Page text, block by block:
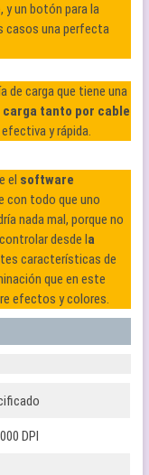
y un botón para la
casos una perfecta
de carga que tiene una
carga tanto por cable
y rápida.
el software
con todo que uno
nada mal, porque no
desde la
características de
que en este
efectos y colores.
DPI